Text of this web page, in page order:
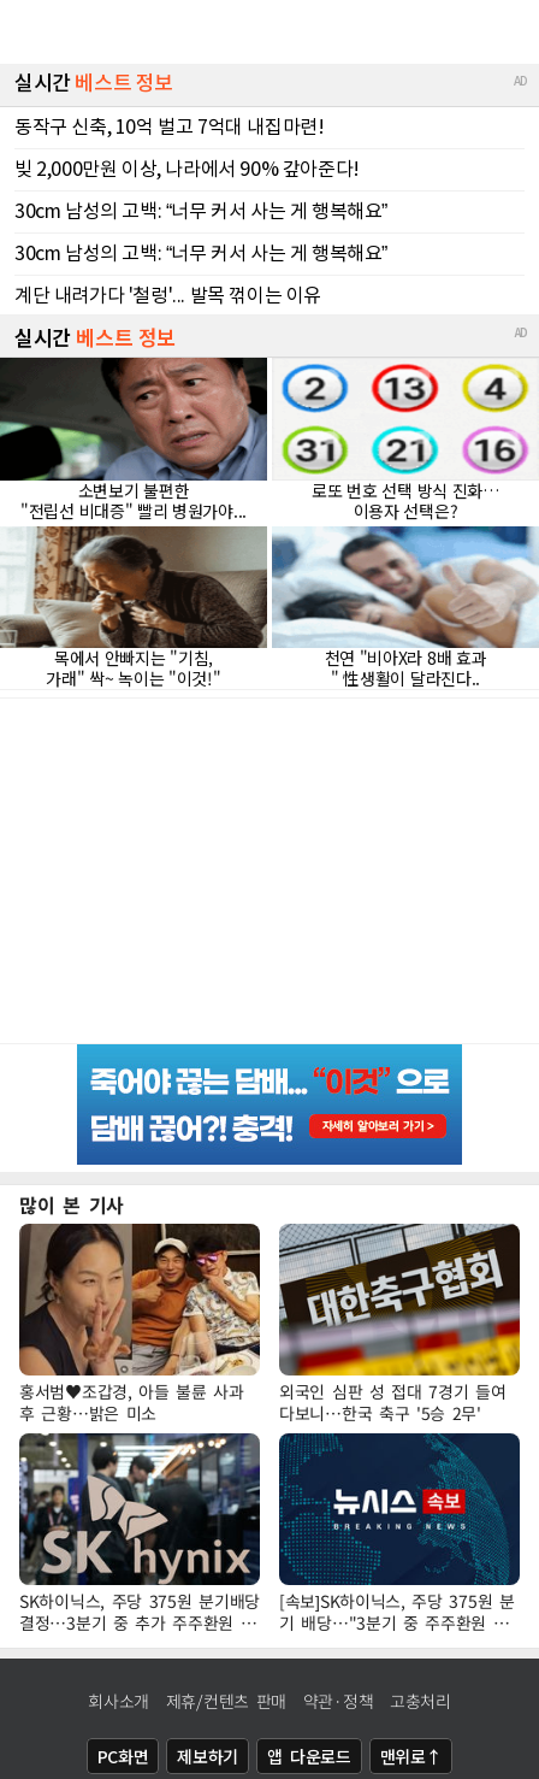
많이 본 기사
홍서범♥조갑경, 아들 불륜 사과
후 근황…밝은 미소
외국인 심판 성 접대 7경기 들여
다보니…한국 축구 '5승 2무'
SK하이닉스, 주당 375원 분기배당
결정…3분기 중 추가 주주환원 발
표
[속보]SK하이닉스, 주당 375원 분
기 배당…"3분기 중 주주환원 방
안 확정"
회사소개 제휴/컨텐츠 판매 약관·정책 고충처리
PC화면 제보하기 앱 다운로드 맨위로↑